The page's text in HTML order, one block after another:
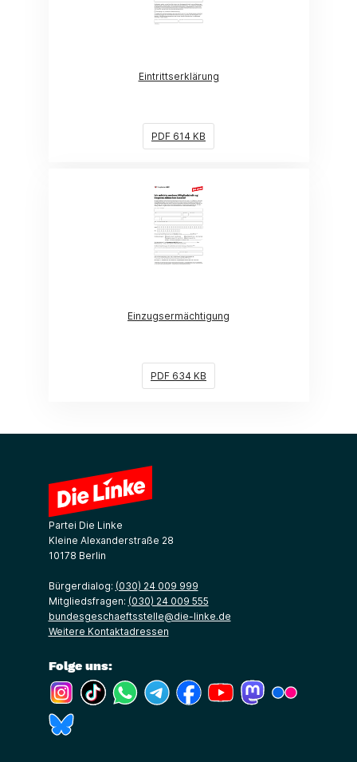
Eintrittserklärung
PDF 614 KB
Einzugsermächtigung
(Link öffnet ein neues Fenster)
PDF 634 KB
Partei Die Linke
Kleine Alexanderstraße 28
10178 Berlin
Bürgerdialog: (030) 24 009 999
Mitgliedsfragen: (030) 24 009 555
bundesgeschaeftsstelle@die-linke.de
Weitere Kontaktadressen
Folge uns:
(Link öffnet ein neues Fenster)
(Link öffnet ein neues Fenster)
(Link öffnet ein neues Fenster)
(Link öffnet ein neues Fenster)
(Link öffnet ein neues Fenster)
(Link öffnet ein neues
(Link öffnet ein